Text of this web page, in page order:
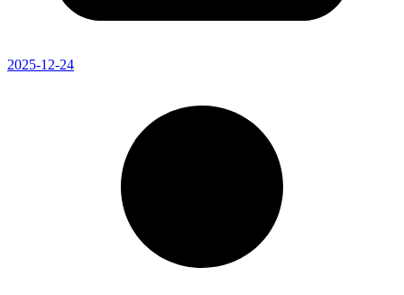
2025-12-24